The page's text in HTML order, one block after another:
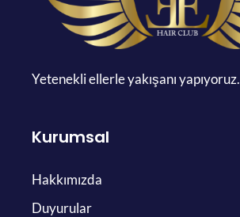
Yetenekli ellerle yakışanı yapıyoruz.
Kurumsal
Hakkımızda
Duyurular